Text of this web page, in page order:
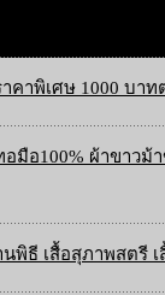
าพิเศษ 1000 บาท
มือ100% ผ้าขาวม้
นพิธี เสื้อสุภาพสตรี